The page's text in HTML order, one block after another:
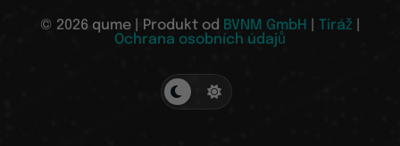
© 2026 qume | Produkt od BVNM GmbH Tiráž
Ochrana osobních údajů